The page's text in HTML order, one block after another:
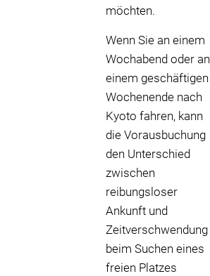
möchten.
Wenn Sie an einem
Wochabend oder an
einem geschäftigen
Wochenende nach
Kyoto fahren, kann
die Vorausbuchung
den Unterschied
zwischen
reibungsloser
Ankunft und
Zeitverschwendung
beim Suchen eines
freien Platzes